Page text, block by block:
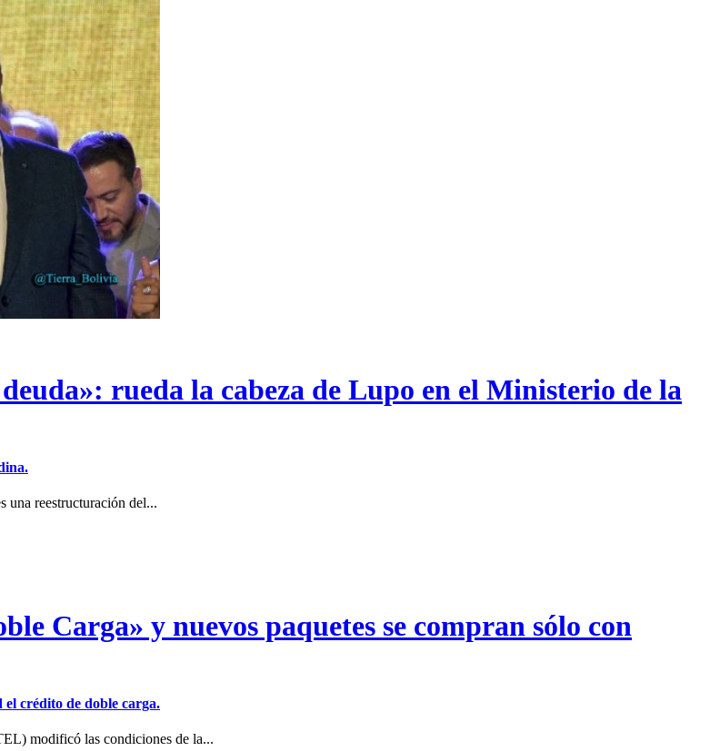
rueda la cabeza de Lupo en el Ministerio de la
una reestructuración del...
Carga» y nuevos paquetes se compran sólo con
el crédito de doble carga.
modificó las condiciones de la...